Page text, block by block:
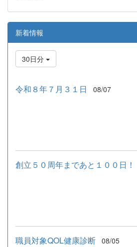
新着情報
30日分
令和８年７月３１日 08/07
創立５０周年まであと１００日！
職員対象QOL健康診断 08/05